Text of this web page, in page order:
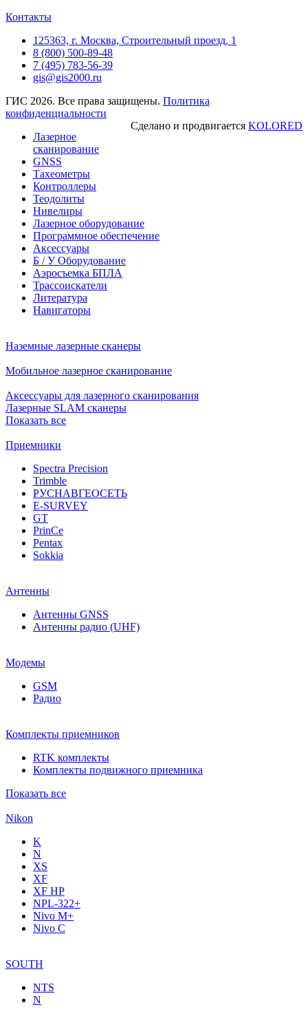
Контакты
125363, г. Москва, Строительный проезд, 1
8 (800) 500-89-48
7 (495) 783-56-39
gis@gis2000.ru
ГИС 2026. Все права защищены. Политика
конфиденциальности
Сделано и продвигается KOLORED
Лазерное
сканирование
GNSS
Тахеометры
Контроллеры
Теодолиты
Нивелиры
Лазерное оборудование
Программное обеспечение
Аксессуары
Б / У Оборудование
Аэросъемка БПЛА
Трассоискатели
Литература
Навигаторы
Наземные лазерные сканеры
Мобильное лазерное сканирование
Аксессуары для лазерного сканирования
Лазерные SLAM сканеры
Показать все
Приемники
Spectra Precision
Trimble
РУСНАВГЕОСЕТЬ
E-SURVEY
GT
PrinCe
Pentax
Sokkia
Антенны
Антенны GNSS
Антенны радио (UHF)
Модемы
GSM
Радио
Комплекты приемников
RTK комплекты
Комплекты подвижного приемника
Показать все
Nikon
K
N
XS
XF
XF НР
NPL-322+
Nivo M+
Nivo C
SOUTH
NTS
N